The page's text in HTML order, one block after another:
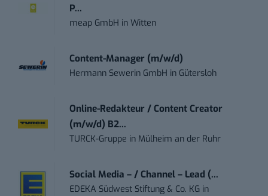
P...
meap GmbH inWitten
Content-Manager (m/w/d)
Hermann Sewerin GmbH in Gütersloh
Online-Redakteur / Content Creator
(m/w/d) B2...
TURCK-Gruppe in Mülheim an der Ruhr
Social Media – / Channel – Lead (...
EDEKA Südwest Stiftung & Co. KG in